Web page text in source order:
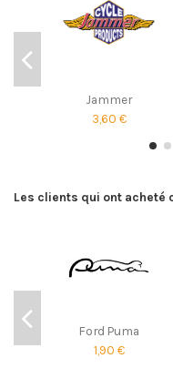
Jammer
3,60 €
Les clients qui ont acheté
Ford Puma
1,90 €